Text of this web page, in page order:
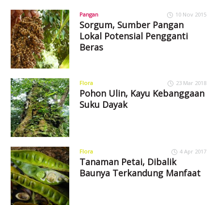
Pangan 10 Nov 2015
Sorgum, Sumber Pangan
Lokal Potensial Pengganti
Beras
Flora 23 Mar 2018
Pohon Ulin, Kayu Kebanggaan
Suku Dayak
Flora 4 Apr 2017
Tanaman Petai, Dibalik
Baunya Terkandung Manfaat